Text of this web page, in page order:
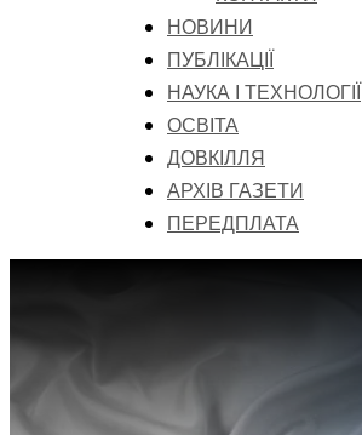
НОВИНИ
ПУБЛІКАЦІЇ
НАУКА І ТЕХНОЛОГІЇ
ОСВІТА
ДОВКІЛЛЯ
АРХІВ ГАЗЕТИ
ПЕРЕДПЛАТА